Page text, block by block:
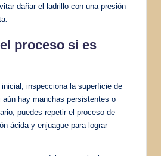
dañar el ladrillo con una presión
proceso si es
inicial, inspecciona la superficie de
aún hay manchas persistentes o
puedes repetir el proceso de
ácida y enjuague para lograr